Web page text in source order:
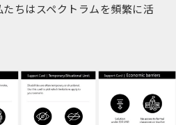
たちはスペクトラムを頻繁に活